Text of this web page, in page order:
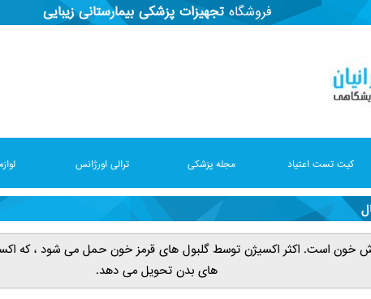
فروشگاهتجهیزات پزشکیبیمارستانیزیبایی
کیت تست اعتیاد مجله پزشکی ترالی اورژانس
خون است. اکثر اکسیژن توسط گلبول های قرمز خون حمل می شود ، که
های بدن تحویل می دهد.